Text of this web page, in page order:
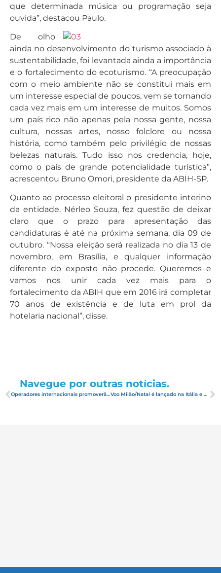
que determinada música ou programação seja
ouvida”, destacou Paulo.
De olho
ainda no desenvolvimento do turismo associado à
sustentabilidade, foi levantada ainda a importância
e o fortalecimento do ecoturismo. “A preocupação
com o meio ambiente não se constitui mais em
um interesse especial de poucos, vem se tornando
cada vez mais em um interesse de muitos. Somos
um país rico não apenas pela nossa gente, nossa
cultura, nossas artes, nosso folclore ou nossa
história, como também pelo privilégio de nossas
belezas naturais. Tudo isso nos credencia, hoje,
como o país de grande potencialidade turística”,
acrescentou Bruno Omori, presidente da ABIH-SP.
Quanto ao processo eleitoral o presidente interino
da entidade, Nérleo Souza, fez questão de deixar
claro que o prazo para apresentação das
candidaturas é até na próxima semana, dia 09 de
outubro. “Nossa eleição será realizada no dia 13 de
novembro, em Brasília, e qualquer informação
diferente do exposto não procede. Queremos e
vamos nos unir cada vez mais para o
fortalecimento da ABIH que em 2016 irá completar
70 anos de existência e de luta em prol da
hotelaria nacional”, disse.
Navegue por outras notícias.
Operadores internacionais promoverão turismo potiguar na Europa, África e América do Sul Voo Milão/Natal é lançado na Itália e deve atrair 25 mil turistas ao RN